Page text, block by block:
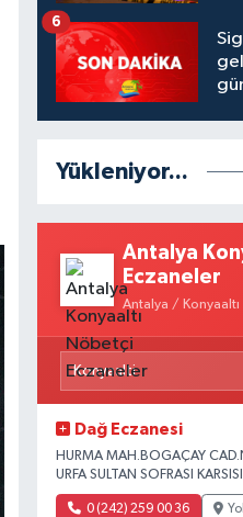
6
Yükleniyor...
Antalya
Eczaneler
Antalya / Konyaaltı
Dağ Eczanesi
HURMA MAH.BOGAÇAY
URFA SULTAN SOFRASI KARSISI
0 (242) 259 00 36